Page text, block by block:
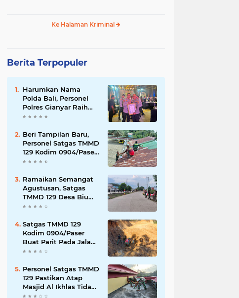
Ke Halaman Kriminal
Berita Terpopuler
Harumkan Nama
Polda Bali, Personel
Polres Gianyar Raih
Penghargaan
Beri Tampilan Baru,
Personel Satgas TMMD
129 Kodim 0904/Paser
Cat Atap Rumah
Ramaikan Semangat
Agustusan, Satgas
TMMD 129 Desa Biu
Hiasi Jalanan Desa
Satgas TMMD 129
Kodim 0904/Paser
Buat Parit Pada Jalan
Baru
Personel Satgas TMMD
129 Pastikan Atap
Masjid Al Ikhlas Tidak
Bocor Lagi